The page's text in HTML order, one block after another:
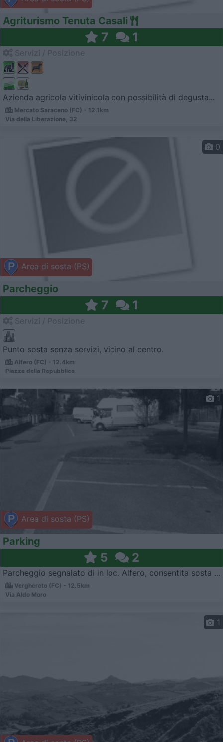
Agriturismo Tenuta Casali
7 1
Azienda agricola vitivinicola con possibilità di degusta...
Mercato Saraceno (FC) - 12.1km
Via della Liberazione, 32
Area di sosta (PS)
0
Parcheggio
7 1
Punto sosta senza servizi, vicino al centro.
Alfero (FC) - 12.4km
Piazza della Repubblica
Area di sosta (PS)
1
Parking
5 2
Parcheggio segnalato di in loc. Alfero, consentita sosta ...
Verghereto (FC) - 12.5km
Via Aldo Moro
1